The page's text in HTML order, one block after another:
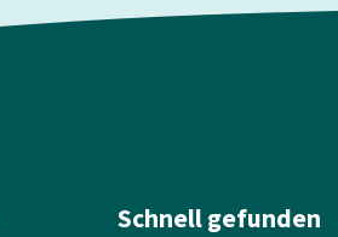
Schnell gefunden